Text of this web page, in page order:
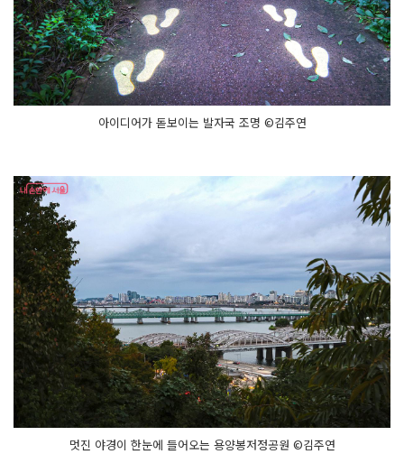
아이디어가 돋보이는 발자국 조명 ©김주연
멋진 야경이 한눈에 들어오는 용양봉저정공원 ©김주연